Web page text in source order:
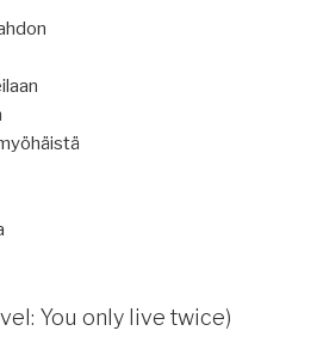
You only live twice)